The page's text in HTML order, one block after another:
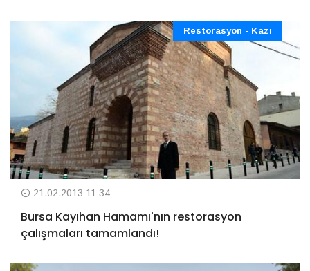
Restorasyon - Kazı
21.02.2013 11:34
Bursa Kayıhan Hamamı'nın restorasyon
çalışmaları tamamlandı!